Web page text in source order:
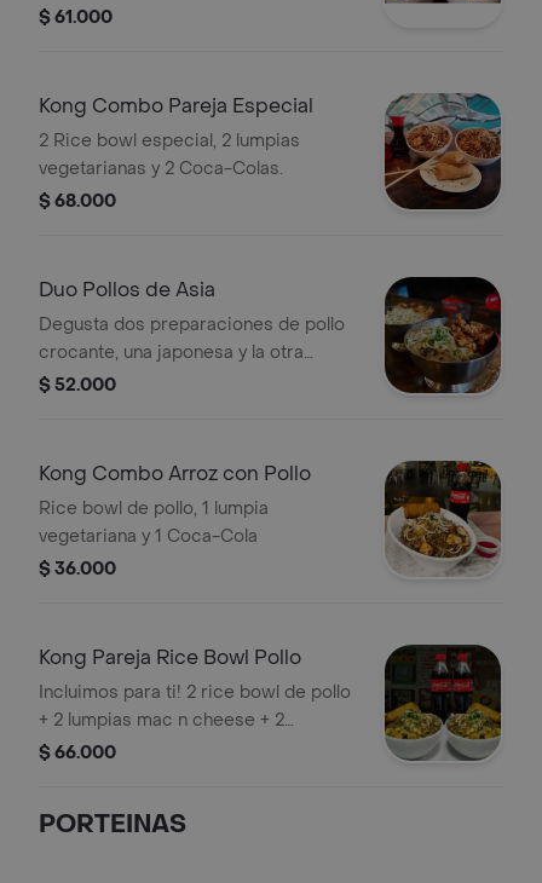
postobon a elección.
$ 61.000
Kong Combo Pareja Especial
2 Rice bowl especial, 2 lumpias
vegetarianas y 2 Coca-Colas.
$ 68.000
Duo Pollos de Asia
Degusta dos preparaciones de pollo
crocante, una japonesa y la otra
china!este combo incluye para ti; 1
arroz al wok.
$ 52.000
Kong Combo Arroz con Pollo
Rice bowl de pollo, 1 lumpia
vegetariana y 1 Coca-Cola
$ 36.000
Kong Pareja Rice Bowl Pollo
Incluimos para ti! 2 rice bowl de pollo
+ 2 lumpias mac n cheese + 2
bebidas.
$ 66.000
PORTEINAS